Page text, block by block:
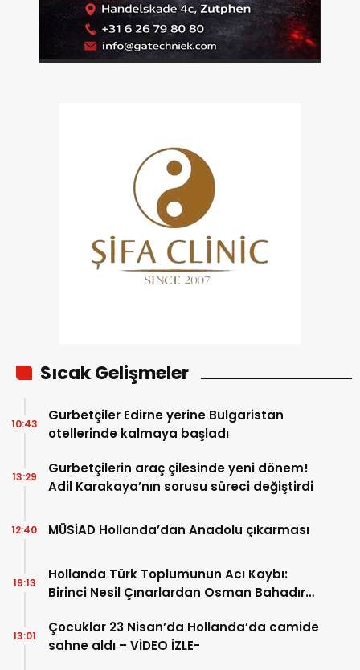
Sıcak Gelişmeler
Gurbetçiler Edirne yerine Bulgaristan
otellerinde kalmaya başladı
10:43
Gurbetçilerin araç çilesinde yeni dönem!
Adil Karakaya’nın sorusu süreci değiştirdi
13:29
MÜSİAD Hollanda’dan Anadolu çıkarması
12:40
Hollanda Türk Toplumunun Acı Kaybı:
Birinci Nesil Çınarlardan Osman Bahadır
19:13
Çocuklar 23 Nisan’da Hollanda’da camide
sahne aldı – VİDEO İZLE-
13:01